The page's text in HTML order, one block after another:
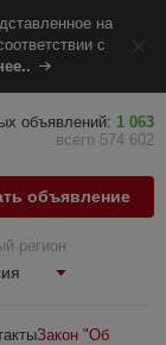
на
с
регион
Закон "Об
объявлений: 1 063
всего 574 602
объявление